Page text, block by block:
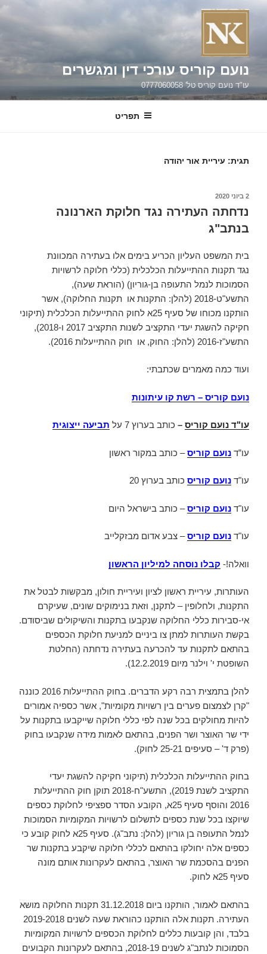
דילוג
נועם קוריס עורכי דין ומגשרים
עו"ד נועם קוריס טל' 0777060058
תפריט
תגית: עיריית אור יהודה
פורסם
2 ביוני 2020
נדחתה העתירה נגד חלוקת הארנונה
בנתב"ג
בית המשפט העליון הכריע בימים אלו בעתירה המכוונת
נגד תקנות ההתייעלות הכלכלית (כללי חלוקה לרשויות
הסמוכות לנמל התעופה בן-גוריון) (הוראת שעה),
התשע"ט-2018 (להלן: התקנות או תקנות החלוקה), אשר
הותקנו מכוחו של סעיף 25א לחוק ההתייעלות הכלכלית (תיקוני
חקיקה להשגת יעדי התקציב לשנות התקציב 2017 ו-2018),
התשע"ז-2016 (להלן: החוק, או חוק ההתייעלות 2016).
ועוד כמה מאמרים שכתבתי:
נועם קוריס – רשת קו עיתונות
עו"ד נועם קוריס – כותב בערוץ 7 על תביעה ייצוגית
עו”ד נועם קוריס– כותב במקור ראשון
עו"ד נועם קוריס כותב בערוץ 20
עו"ד נועם קוריס– כותב בישראל היום
עו"ד נועם קוריס– צבע אדום מבזקלייב
וואלה!- קבלו נוסחה למיליון הראשון
העותרות, עיריית ראשון לציון ועיריית חולון, מבקשות לבטל את
התקנות, ולחלופין – לתקנן, וזאת בנימוקים שונים, שעיקרם
אי-סבירות כללי החלוקה שנקבעו בתקנות והשיקולים שביסודם.
בקשת העותרות למתן צו ביניים למניעת חלוקת הכספים
בהתאם לתקנות עד להכרעה בעתירה נדחתה (החלטת
השופטת י' וילנר מיום 12.2.2019).
להלן בתמצית רבה רקע הדברים. בחוק ההתייעלות 2016 כוננה
"קרן לצמצום פערים בין רשויות מקומיות", אשר כספיה אמורים
להיות מחולקים בכל שנה לפי כללי חלוקה שייקבעו בתקנות על
ידי שר האוצר ושר הפנים, בהתאם לאמות מידה שנקבעו בחוק
(פרק ד' – סעיפים 25-21 לחוק).
בחוק ההתייעלות הכלכלית (תיקוני חקיקה להשגת יעדי
התקציב לשנת 2019), התשע"ח-2018 תוקן חוק ההתייעלות
2016 והוסף סעיף 25א, הקובע הסדר ספציפי לחלוקת כספים
שיוקצו בכל שנת כספים לתשלום לרשויות המקומיות הסמוכות
לנמל התעופה בן גוריון (להלן: נתב"ג). סעיף 25א לחוק קובע כי
כספים אלה יחולקו בהתאם לכללי חלוקה שיקבע בתקנות שר
הפנים בהסכמת שר האוצר, בהתאם לעקרונות אותם מונה
סעיף 25א לחוק.
בהתאם לאמור, הותקנו ביום 31.12.2018 תקנות החלוקה מושא
העתירה. תקנות אלה הותקנו כהוראת שעה לשנים 2019-2018
בלבד, והן קובעות כללים לחלוקת הכספים לרשויות המקומיות
הסמוכות לנתב"ג לשנים 2018-19, בהתאם לעקרונות הקבועים